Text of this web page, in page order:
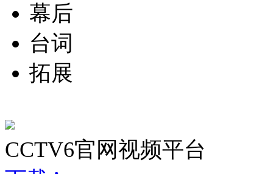
幕后
台词
拓展
CCTV6官网视频平台